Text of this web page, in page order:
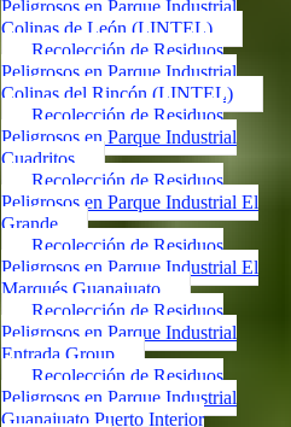
Peligrosos en Parque Industrial
Colinas de León (LINTEL)
Recolección de Residuos
Peligrosos en Parque Industrial
Colinas del Rincón (LINTEL)
Recolección de Residuos
Peligrosos en Parque Industrial
Cuadritos
Recolección de Residuos
Peligrosos en Parque Industrial El
Grande
Recolección de Residuos
Peligrosos en Parque Industrial El
Marqués Guanajuato
Recolección de Residuos
Peligrosos en Parque Industrial
Entrada Group
Recolección de Residuos
Peligrosos en Parque Industrial
Guanajuato Puerto Interior